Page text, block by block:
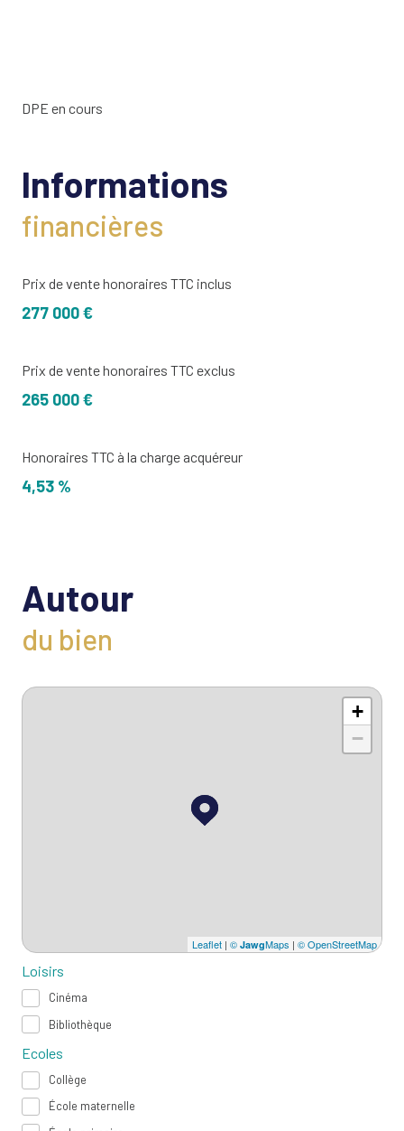
DPE en cours
Informations
financières
Prix de vente honoraires TTC inclus
277 000 €
Prix de vente honoraires TTC exclus
265 000 €
Honoraires TTC à la charge acquéreur
4,53 %
Autour
du bien
+
−
Leaflet | © JawgMaps | © OpenStreetMap
Loisirs
Cinéma
Bibliothèque
Ecoles
Collège
École maternelle